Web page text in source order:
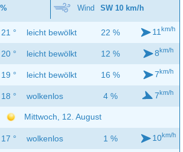
Wind SW 10 km/h
21 ° leicht bewölkt 22 % 11 km/h
20 ° leicht bewölkt 12 % 8km/h
19 ° leicht bewölkt 16 % 7km/h
18 ° wolkenlos 4 % 7km/h
Mittwoch, 12. August
17 ° wolkenlos 1 % 10km/h